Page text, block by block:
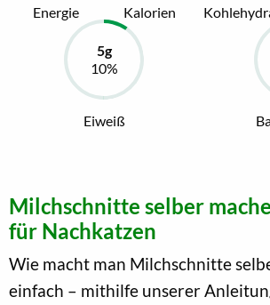
Energie Kalorien
Eiweiß
Milchschnitte selber
für Nachkatzen
Wie macht man Milchschnitte
einfach – mithilfe unserer